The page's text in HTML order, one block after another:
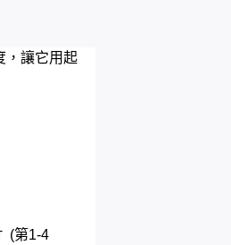
，讓它用起
(第1-4